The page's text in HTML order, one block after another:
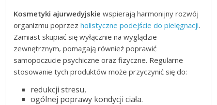
Kosmetyki ajurwedyjskie wspierają harmonijny rozwój
organizmu poprzezholistyczne podejście do pielęgnacji.
Zamiast skupiać się wyłącznie na wyglądzie
zewnętrznym, pomagają również poprawić
samopoczucie psychiczne oraz fizyczne. Regularne
stosowanie tych produktów może przyczynić się do:
redukcji stresu,
ogólnej poprawy kondycji ciała.